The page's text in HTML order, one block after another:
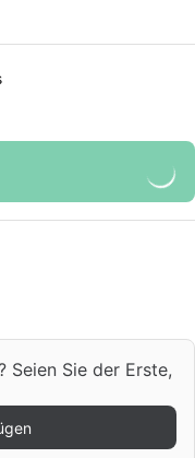
Seien Sie der Erste,